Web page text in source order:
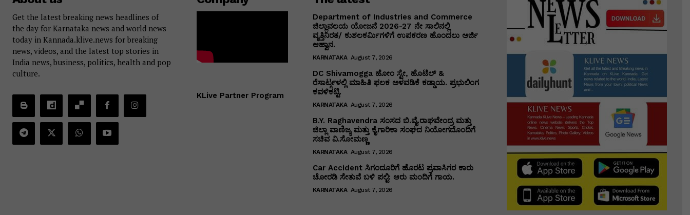
Get the latest breaking news headlines of
the day for Karnataka news and world news
today in Kannada.klive.news for breaking
news, videos, and the latest top stories in
India news, business, politics, health and pop
culture.
KLive Partner Program
Department of Industries and Commerce
ಜಿಲ್ಲಾವಲಯ ಯೋಜನೆ 2026-27 ನೇ ಸಾಲಿನಲ್ಲಿ
ವೃತ್ತಿನಿರತ/ ಕುಶಲಕರ್ಮಿಗಳಿಗೆ ಉಪಕರಣ ಹೊಂದಲು ಅರ್ಜಿ
ಆಹ್ವಾನ.
KARNATAKA August 7, 2026
DC Shivamogga ಹೋಂ ಸ್ಟೇ, ಹೊಟೆಲ್ &
ರೆಸಾರ್ಟ್ಗಳಲ್ಲಿ ಮಾಹಿತಿ ಫಲಕ ಅಳವಡಿಕೆ ಕಡ್ಡಾಯ. ಪ್ರಭುಲಿಂಗ
ಕವಳಿಕಟ್ಟಿ.
KARNATAKA August 7, 2026
B.Y. Raghavendra ಸಂಸದ ಬಿ.ವೈ.ರಾಘವೇಂದ್ರ ಮತ್ತು
ಜಿಲ್ಲಾ ವಾಣಿಜ್ಯ ಮತ್ತು ಕೈಗಾರಿಕಾ ಸಂಘದ ನಿಯೋಗದೊಂದಿಗೆ
ಸಚಿವ ವಿ‌.ಸೋಮಣ್ಣ
KARNATAKA August 7, 2026
Car Accident ಸಿಗಂದೂರಿಗೆ ಹೊರಟ ಪ್ರವಾಸಿಗರ ಕಾರು
ಚೋರಡಿ ಸೇತುವೆ ಬಳಿ ಪಲ್ಟಿ: ಆರು ಮಂದಿಗೆ ಗಾಯ.
KARNATAKA August 7, 2026